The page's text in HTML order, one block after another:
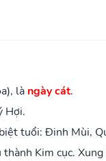
là ngày cát.
Hợi.
tuổi: Đinh Mùi,
Kim cục.